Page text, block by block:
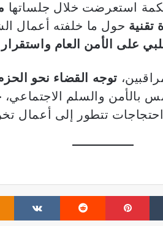
استعرضت خلال جلساتها
حول ما خلفته أعمال
على الأمن العام
توجه القضاء نحو
بالأمن والسلم
احتجاجات تتطور إلى أعمال
Tumblr
Pinterest
Reddit